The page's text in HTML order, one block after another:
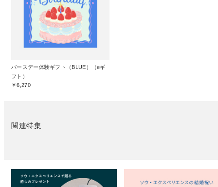
バースデー体験ギフト（BLUE）（eギ
フト）
￥6,270
関連特集